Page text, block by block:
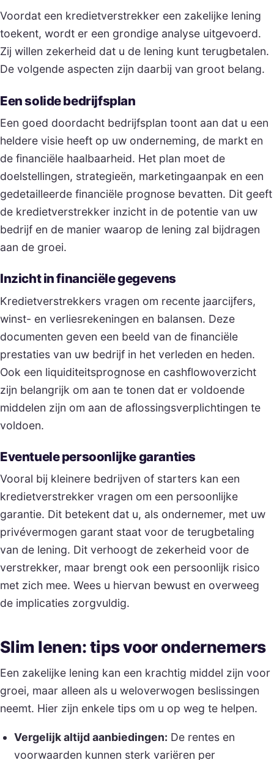
Voordat een kredietverstrekker een zakelijke lening
toekent, wordt er een grondige analyse uitgevoerd.
Zij willen zekerheid dat u de lening kunt terugbetalen.
De volgende aspecten zijn daarbij van groot belang.
Een solide bedrijfsplan
Een goed doordacht bedrijfsplan toont aan dat u een
heldere visie heeft op uw onderneming, de markt en
de financiële haalbaarheid. Het plan moet de
doelstellingen, strategieën, marketingaanpak en een
gedetailleerde financiële prognose bevatten. Dit geeft
de kredietverstrekker inzicht in de potentie van uw
bedrijf en de manier waarop de lening zal bijdragen
aan de groei.
Inzicht in financiële gegevens
Kredietverstrekkers vragen om recente jaarcijfers,
winst- en verliesrekeningen en balansen. Deze
documenten geven een beeld van de financiële
prestaties van uw bedrijf in het verleden en heden.
Ook een liquiditeitsprognose en cashflowoverzicht
zijn belangrijk om aan te tonen dat er voldoende
middelen zijn om aan de aflossingsverplichtingen te
voldoen.
Eventuele persoonlijke garanties
Vooral bij kleinere bedrijven of starters kan een
kredietverstrekker vragen om een persoonlijke
garantie. Dit betekent dat u, als ondernemer, met uw
privévermogen garant staat voor de terugbetaling
van de lening. Dit verhoogt de zekerheid voor de
verstrekker, maar brengt ook een persoonlijk risico
met zich mee. Wees u hiervan bewust en overweeg
de implicaties zorgvuldig.
Slim lenen: tips voor ondernemers
Een zakelijke lening kan een krachtig middel zijn voor
groei, maar alleen als u weloverwogen beslissingen
neemt. Hier zijn enkele tips om u op weg te helpen.
Vergelijk altijd aanbiedingen: De rentes en
voorwaarden kunnen sterk variëren per